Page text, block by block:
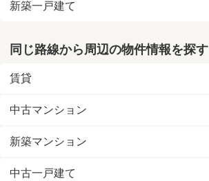
新築一戸建て
同じ路線から周辺の物件情報を探す
賃貸
中古マンション
新築マンション
中古一戸建て